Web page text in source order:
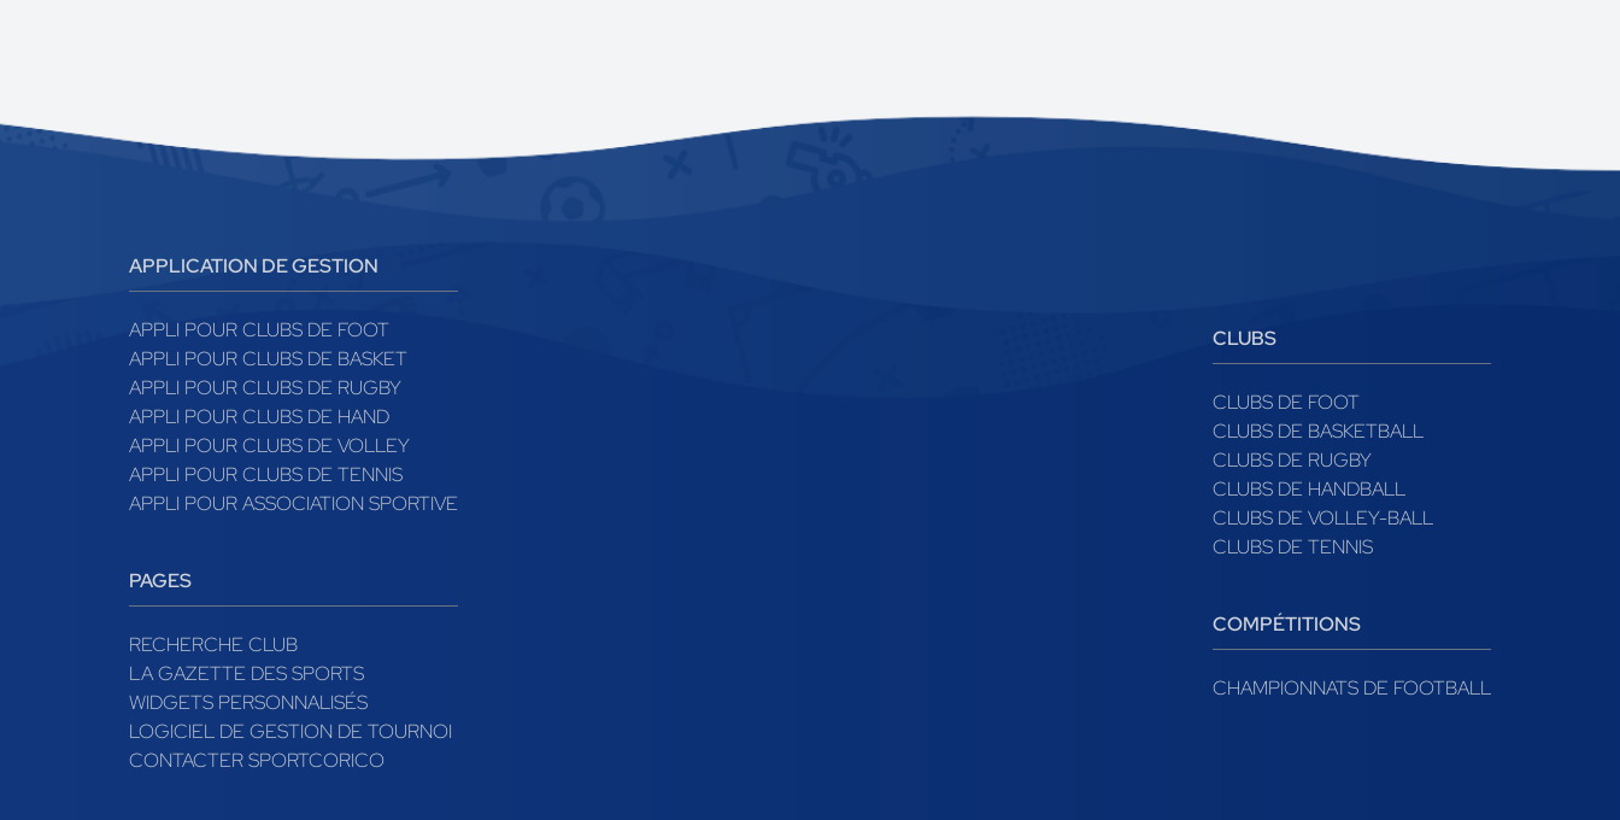
APPLICATION DE GESTION
APPLI POUR CLUBS DE FOOT
APPLI POUR CLUBS DE BASKET
APPLI POUR CLUBS DE RUGBY
APPLI POUR CLUBS DE HAND
APPLI POUR CLUBS DE VOLLEY
APPLI POUR CLUBS DE TENNIS
APPLI POUR ASSOCIATION SPORTIVE
PAGES
RECHERCHE CLUB
LA GAZETTE DES SPORTS
WIDGETS PERSONNALISÉS
LOGICIEL DE GESTION DE TOURNOI
CONTACTER SPORTCORICO
CLUBS
CLUBS DE FOOT
CLUBS DE BASKETBALL
CLUBS DE RUGBY
CLUBS DE HANDBALL
CLUBS DE VOLLEY-BALL
CLUBS DE TENNIS
COMPÉTITIONS
CHAMPIONNATS DE FOOTBALL